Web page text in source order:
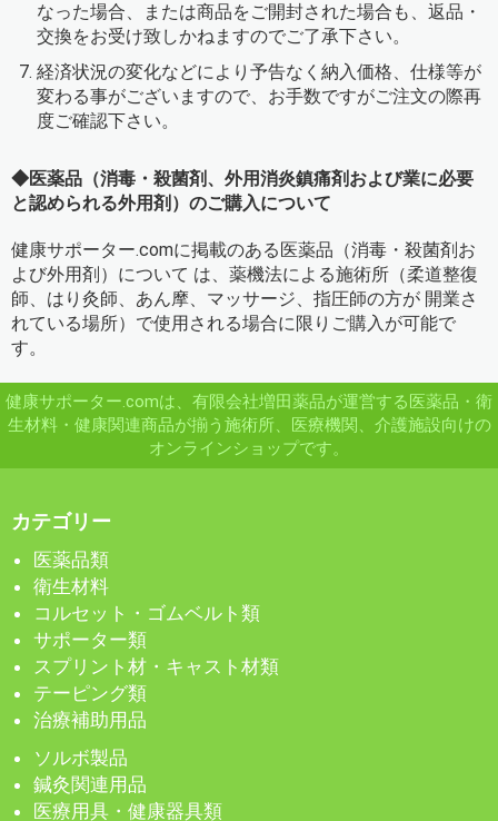
なった場合、または商品をご開封された場合も、返品・
交換をお受け致しかねますのでご了承下さい。
経済状況の変化などにより予告なく納入価格、仕様等が
変わる事がございますので、お手数ですがご注文の際再
度ご確認下さい。
◆医薬品（消毒・殺菌剤、外用消炎鎮痛剤および業に必要
と認められる外用剤）のご購入について
健康サポーター.comに掲載のある医薬品（消毒・殺菌剤お
よび外用剤）について は、薬機法による施術所（柔道整復
師、はり灸師、あん摩、マッサージ、指圧師の方が 開業さ
れている場所）で使用される場合に限りご購入が可能で
す。
健康サポーター.comは、有限会社増田薬品が運営する医薬品・衛
生材料・健康関連商品が揃う施術所、医療機関、介護施設向けの
オンラインショップです。
カテゴリー
医薬品類
衛生材料
コルセット・ゴムベルト類
サポーター類
スプリント材・キャスト材類
テーピング類
治療補助用品
ソルボ製品
鍼灸関連用品
医療用具・健康器具類